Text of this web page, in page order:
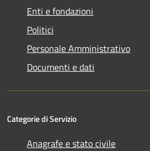
Enti e fondazioni
Politici
Personale Amministrativo
Documenti e dati
Categorie di Servizio
Anagrafe e stato civile